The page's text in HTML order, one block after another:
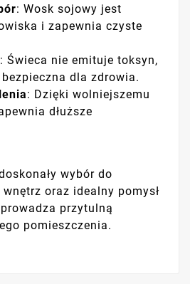
: Wosk sojowy jest
i zapewnia czyste
: Świeca nie emituje toksyn,
dla zdrowia.
: Dzięki wolniejszemu
dłuższe
wybór do
oraz idealny pomysł
przytulną
pomieszczenia.